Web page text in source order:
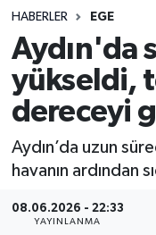
HABERLER EGE
Aydın'da
yükseldi,
dereceyi
Aydın’da uzun
havanın ardından
08.06.2026 - 22:33
YAYINLANMA
İZMİR
ÖZEL HABER
POLİTİKA
Programlar
SPOR